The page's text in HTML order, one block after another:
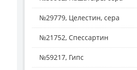
№29779, Целестин, сера
№21752, Спессартин
№59217, Гипс